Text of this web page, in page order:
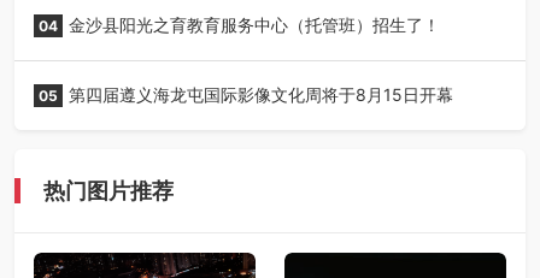
04 金沙县阳光之育教育服务中心（托管班）招生了！
05 第四届遵义海龙屯国际影像文化周将于8月15日开幕
热门图片推荐